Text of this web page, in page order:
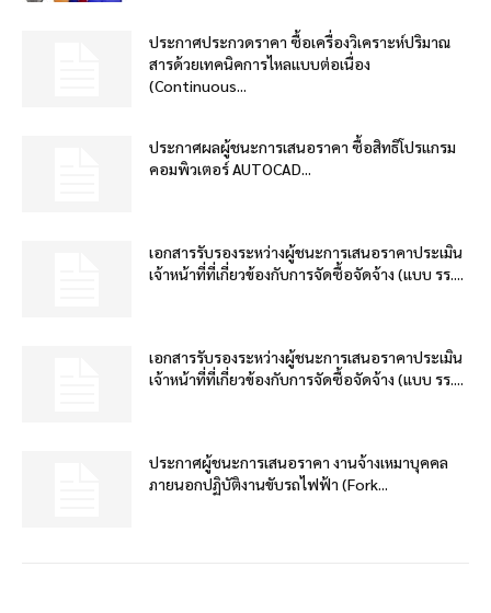
ประกาศประกวดราคา ซื้อเครื่องวิเคราะห์ปริมาณ
สารด้วยเทคนิคการไหลแบบต่อเนื่อง
(Continuous...
ประกาศผลผู้ชนะการเสนอราคา ซื้อสิทธิโปรแกรม
คอมพิวเตอร์ AUTOCAD...
เอกสารรับรองระหว่างผู้ชนะการเสนอราคาประเมิน
เจ้าหน้าที่ที่เกี่ยวข้องกับการจัดซื้อจัดจ้าง (แบบ รร....
เอกสารรับรองระหว่างผู้ชนะการเสนอราคาประเมิน
เจ้าหน้าที่ที่เกี่ยวข้องกับการจัดซื้อจัดจ้าง (แบบ รร....
ประกาศผู้ชนะการเสนอราคา งานจ้างเหมาบุคคล
ภายนอกปฏิบัติงานขับรถไฟฟ้า (Fork...